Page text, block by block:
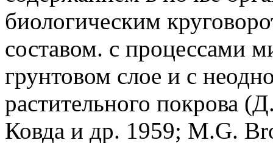
биологическим
составом. с процессами
грунтовом слое и с
растительного покрова
Ковда и др. 1959; М.G.